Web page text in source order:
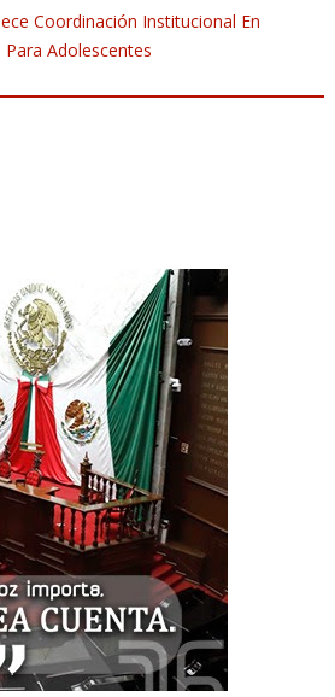
Coordinación Institucional En
Adolescentes